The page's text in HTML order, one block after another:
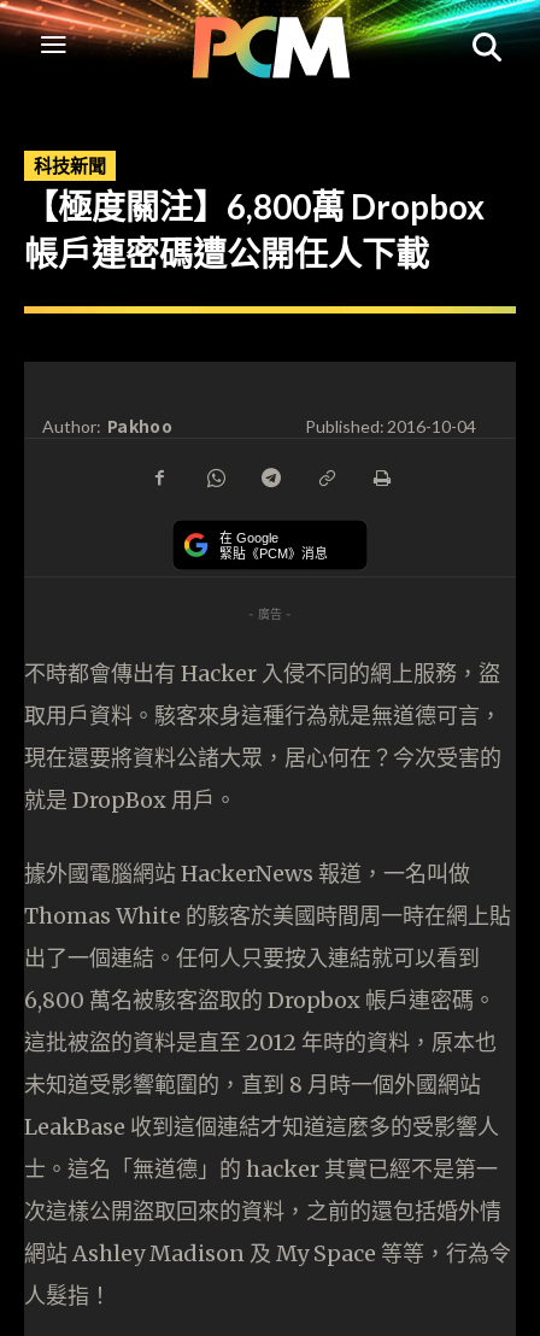
科技新聞
【極度關注】6,800萬 Dropbox
帳戶連密碼遭公開任人下載
Author: Pakhoo Published:2016-10-04
在 Google
緊貼《PCM》消息
- 廣告 -
不時都會傳出有 Hacker 入侵不同的網上服務，盜
取用戶資料。駭客來身這種行為就是無道德可言，
現在還要將資料公諸大眾，居心何在？今次受害的
就是 DropBox 用戶。
據外國電腦網站 HackerNews 報道，一名叫做
Thomas White 的駭客於美國時間周一時在網上貼
出了一個連結。任何人只要按入連結就可以看到
6,800 萬名被駭客盜取的 Dropbox 帳戶連密碼。
這批被盜的資料是直至 2012 年時的資料，原本也
未知道受影響範圍的，直到 8 月時一個外國網站
LeakBase 收到這個連結才知道這麼多的受影響人
士。這名「無道德」的 hacker 其實已經不是第一
次這樣公開盜取回來的資料，之前的還包括婚外情
網站 Ashley Madison 及 My Space 等等，行為令
人髮指！